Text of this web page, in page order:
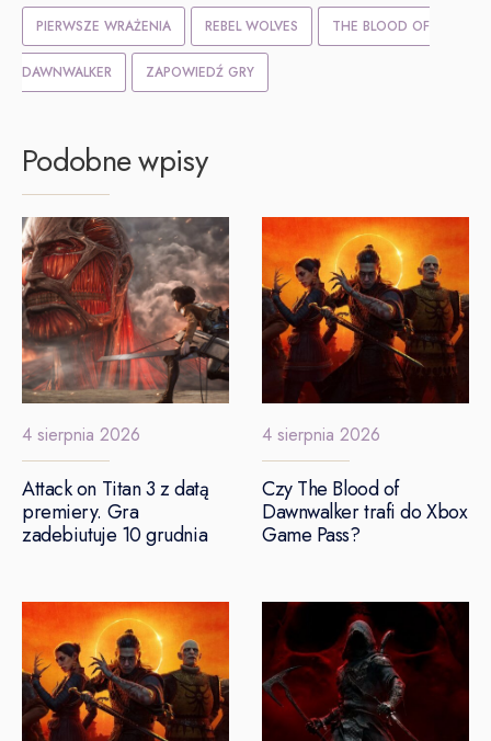
PIERWSZE WRAŻENIA REBEL WOLVES THE BLOOD OF
DAWNWALKER ZAPOWIEDŹ GRY
Podobne wpisy
4 sierpnia 2026
Attack on Titan 3 z datą
premiery. Gra
zadebiutuje 10 grudnia
4 sierpnia 2026
Czy The Blood of
Dawnwalker trafi do Xbox
Game Pass?